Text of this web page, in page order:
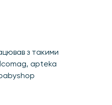
з такими
apteka